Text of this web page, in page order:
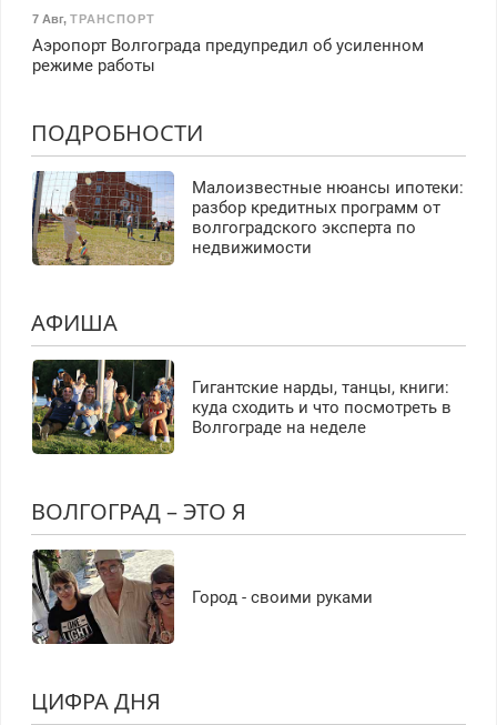
7 Авг, ТРАНСПОРТ
Аэропорт Волгограда предупредил об усиленном
режиме работы
ПОДРОБНОСТИ
Малоизвестные нюансы ипотеки:
разбор кредитных программ от
волгоградского эксперта по
недвижимости
АФИША
Гигантские нарды, танцы, книги:
куда сходить и что посмотреть в
Волгограде на неделе
ВОЛГОГРАД – ЭТО Я
Город - своими руками
ЦИФРА ДНЯ